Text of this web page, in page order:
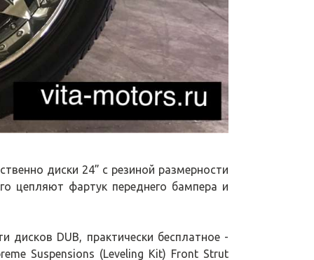
диски 24” с резиной размерности
цепляют фартук переднего бампера и
DUB, практически бесплатное -
Suspensions (Leveling Kit) Front Strut